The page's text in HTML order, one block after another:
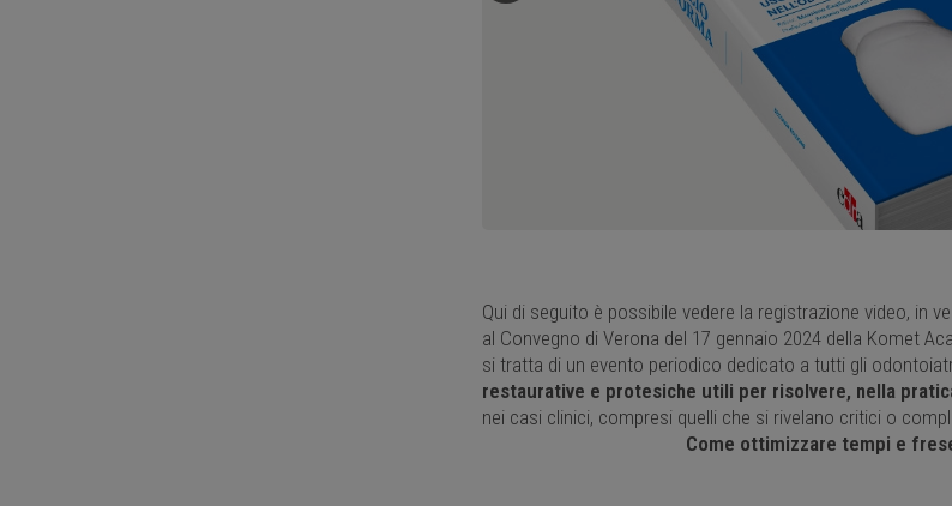
Qui di seguito è possibile vedere la registrazione video, in
al Convegno di Verona del 17 gennaio 2024 della Komet
si tratta di un evento periodico dedicato a tutti gli
restaurative e protesiche utili per risolvere, nella
nei casi clinici, compresi quelli che si rivelano critici o
Come ottimizzare tempi e